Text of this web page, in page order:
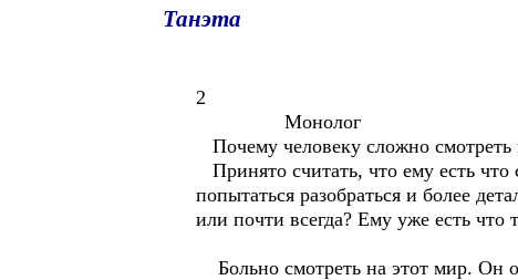
Танэта
2
Монолог
Почему человеку сложно смотреть
Принято считать, что ему есть
попытаться разобраться и более
или почти всегда? Ему уже есть
Больно смотреть на этот мир. Он